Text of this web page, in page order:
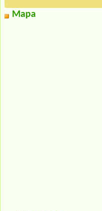
Mapa